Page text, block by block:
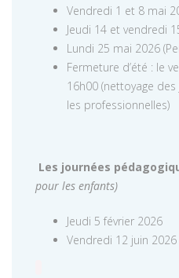
Vendredi 1 et 8 mai
Jeudi 14 et vendredi
Lundi 25 mai 2026
Fermeture d’été : le
16h00 (nettoyage
les professionnelles)
Les journées
pour les enfants)
Jeudi 5 février 2026
Vendredi 12 juin 2026